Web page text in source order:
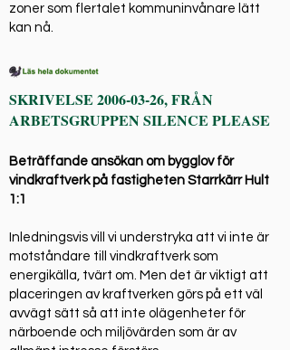
zoner som flertalet kommuninvånare lätt
kan nå.
SKRIVELSE 2006-03-26, FRÅN
ARBETSGRUPPEN SILENCE PLEASE
Beträffande ansökan om bygglov för
vindkraftverk på fastigheten Starrkärr Hult
1:1
Inledningsvis vill vi understryka att vi inte är
motståndare till vindkraftverk som
energikälla, tvärt om. Men det är viktigt att
placeringen av kraftverken görs på ett väl
avvägt sätt så att inte olägenheter för
närboende och miljövärden som är av